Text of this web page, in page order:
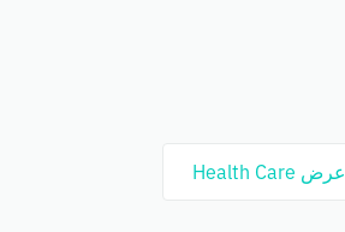
عرض Health Care